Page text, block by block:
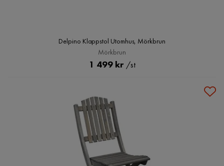
Delpino Klappstol Utomhus, Mörkbrun
Mörkbrun
Pris
1 499 kr /st